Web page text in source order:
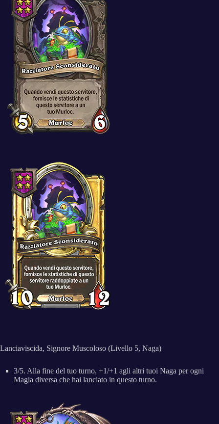
Lanciaviscida, Signore Muscoloso (Livello 5, Naga)
3/5. Alla fine del tuo turno, +1/+1 agli altri tuoi Naga per ogni
Magia diversa che hai lanciato in questo turno.